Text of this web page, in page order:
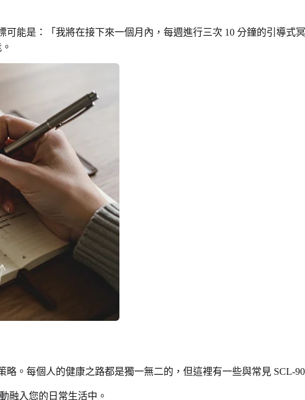
能是：「我將在接下來一個月內，每週進行三次 10 分鐘的引導式
。每個人的健康之路都是獨一無二的，但這裡有一些與常見 SCL-
融入您的日常生活中。